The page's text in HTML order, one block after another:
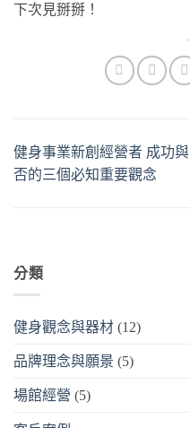
分類
健身觀念與器材 (12)
品牌理念與願景 (5)
場館經營 (5)
下次見掰掰！
健身事業新創經營者 成功與
否的三個必知重要觀念